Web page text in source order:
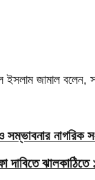
জামাল বলেন,
নাগরিক
দাবিতে